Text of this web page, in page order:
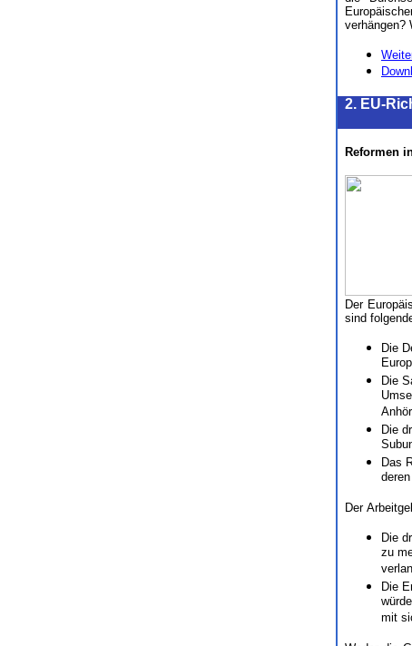
verhängen?
2. EU-
Reformen
Der
sind
Die
Die
Die
Das
Der
Die
zu
Die
mit